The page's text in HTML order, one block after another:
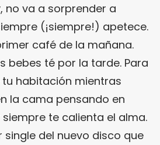
no va a sorprender a
(¡siempre!) apetece.
café de la mañana.
bebes té por la tarde. Para
habitación mientras
la cama pensando en
te calienta el alma.
single del nuevo disco que